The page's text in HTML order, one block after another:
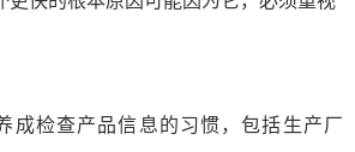
成检查产品信息的习惯，包括生产厂